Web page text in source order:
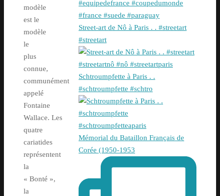
modèle
est le
modèle
le
plus
connue,
communément
appelé
Fontaine
Wallace. Les
quatre
cariatides
représentent
la
« Bonté »,
la
Street-art de Nô à Paris . . #streetart
#streetart
Schtroumpfette à Paris . .
#schtroumpfette #schtro
Mémorial du Bataillon Français de
Corée (1950-1953